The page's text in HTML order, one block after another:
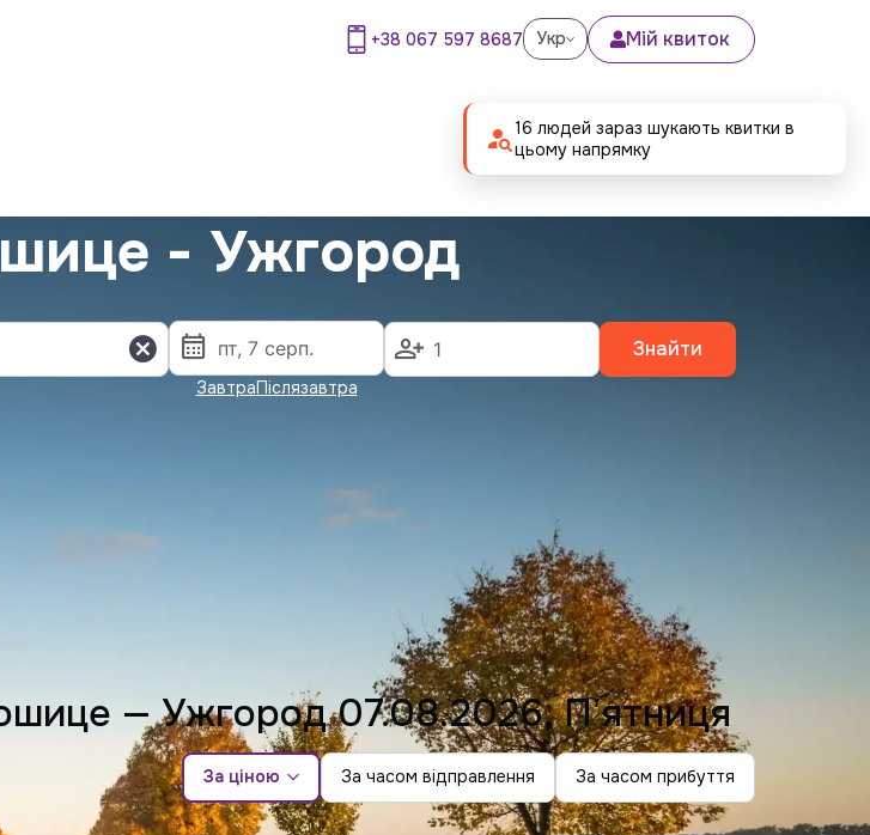
+38 067 597 8687 Укр Мій квиток
- Ужгород
ЗавтраПіслязавтра
Знайти
16 людей зараз шукають квитки в
цьому напрямку
— Ужгород07.08.2026, Пʼятниця
За ціною За часом відправлення За часом прибуття